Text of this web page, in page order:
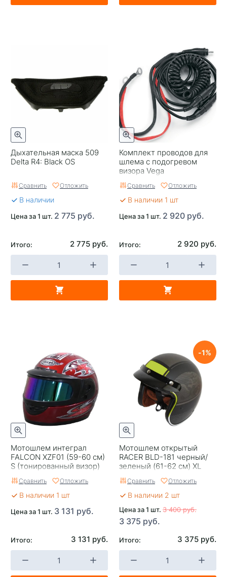
Дыхательная маска 509
Delta R4: Black OS
Сравнить Отложить
В наличии
Цена за 1 шт. 2 775 руб.
Итого: 2 775 руб.
Комплект проводов для
шлема с подогревом
визора Vega
Сравнить Отложить
В наличии 1 шт
Цена за 1 шт. 2 920 руб.
Итого: 2 920 руб.
Мотошлем интеграл
FALCON XZF01 (59-60 см)
S (тонированный визор)
decal red black 1 black grey
blueСравнить Отложить
В наличии 1 шт
Цена за 1 шт. 3 131 руб.
Итого: 3 131 руб.
Мотошлем открытый
RACER BLD-181 черный/
зеленый (61-62 см) XL
1
Сравнить Отложить
В наличии 2 шт
Цена за 1 шт. 3 400 руб.
3 375 руб.
Итого: 3 375 руб.